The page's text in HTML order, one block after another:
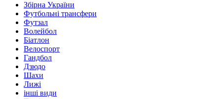
Збірна України
Футбольні трансфери
Футзал
Волейбол
Біатлон
Велоспорт
Гандбол
Дзюдо
Шахи
Лижі
інші види